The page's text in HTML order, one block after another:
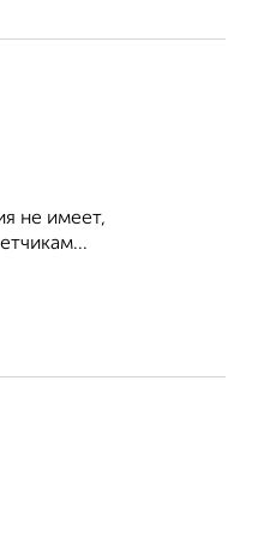
не имеет,